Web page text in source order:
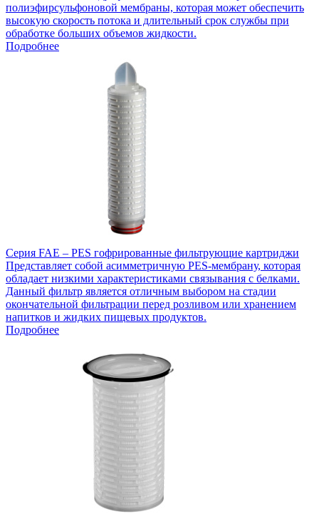
полиэфирсульфоновой мембраны, которая может обеспечить
высокую скорость потока и длительный срок службы при
обработке больших объемов жидкости.
Подробнее
Серия FAE – PES гофрированные фильтрующие картриджи
Представляет собой асимметричную PES-мембрану, которая
обладает низкими характеристиками связывания с белками.
Данный фильтр является отличным выбором на стадии
окончательной фильтрации перед розливом или хранением
напитков и жидких пищевых продуктов.
Подробнее